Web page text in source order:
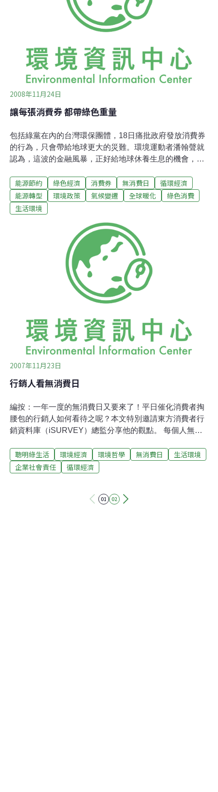
示，趁大減價購物本是人之常情，然而，在這群情洶湧之
勢下，往往容易作出非理性的決定，而「衝動消費」，例
如買了些家中早已有的廚具，結果唯有丟棄舊有但仍簇新
指：「是次行動並非針對一田，也不
2008年11月24日
讓每張消費券 都帶綠色重量
包括綠黨在內的台灣環保團體，18日痛批政府發放消費券
的行為，只會帶給地球更大的災難。環境運動者潘翰聲就
認為，這波的金融風暴，正好給地球休養生息的機會，政
08)。富國生活方式 影響抗暖成效環團的訴求，讓消費與
氣候變遷的議題，彼此作了連結。無獨有偶，全球溫室氣
體排放最多的中國，其國務院總理溫家寶兩周前也在一場
與暖化相關的會議上表示，富有國家的人民，應該要放棄
他們不永續的生活方式，並應協助窮國來面對氣候變遷所
帶來的問題(Reuters 7-Nov-08)。
能源節約 綠色經濟 消費券 無消費日
循環經濟
能源轉型
環境政策 氣候變遷 全球暖化
綠色消費
生活環境
2007年11月23日
行銷人看無消費日
編按：一年一度的無消費日又要來了！平日催化消費者掏
腰包的行銷人如何看待之呢？本文特別邀請東方消費者行
銷資料庫（iSURVEY）總監分享他的觀點。 每個人無可
在晚上睡覺的時候，別以為沒有白日的清醒就沒有在消
費，睡覺的床、枕頭、棉被、鬧鐘…等，甚至於連屋子牆
洞穴，用石頭作成的武器捕獵，生個營火烤食，用樹葉當
聰明綠生活 環境經濟 環境哲學 無消費日
生活環境
企業社會責任
循環經濟
01 02